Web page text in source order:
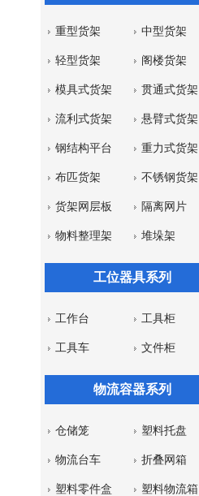
重型货架 中型货架
轻型货架 阁楼货架
模具式货架 贯通式货架
流利式货架 悬臂式货架
钢结构平台 重力式货架
布匹货架 不锈钢货架
货架网层板 隔离网片
物料整理架 堆垛架
工位器具系列
工作台 工具柜
工具车 文件柜
物流容器系列
仓储笼 塑料托盘
物流台车 折叠网箱
塑料零件盒 塑料物流箱